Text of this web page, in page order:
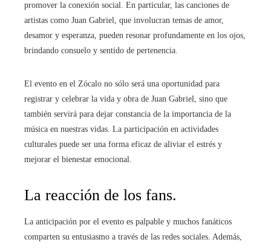
promover la conexión social. En particular, las canciones de
artistas como Juan Gabriel, que involucran temas de amor,
desamor y esperanza, pueden resonar profundamente en los ojos,
brindando consuelo y sentido de pertenencia.
El evento en el Zócalo no sólo será una oportunidad para
registrar y celebrar la vida y obra de Juan Gabriel, sino que
también servirá para dejar constancia de la importancia de la
música en nuestras vidas. La participación en actividades
culturales puede ser una forma eficaz de aliviar el estrés y
mejorar el bienestar emocional.
La reacción de los fans.
La anticipación por el evento es palpable y muchos fanáticos
comparten su entusiasmo a través de las redes sociales. Además,